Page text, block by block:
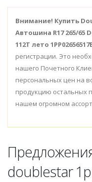
Внимание! Купить
Автошина R17 265/65
112T лето
регистрации. Это
нашего Почетного
персональных цен на
продукцию остальных
нашем огромном
doublestar